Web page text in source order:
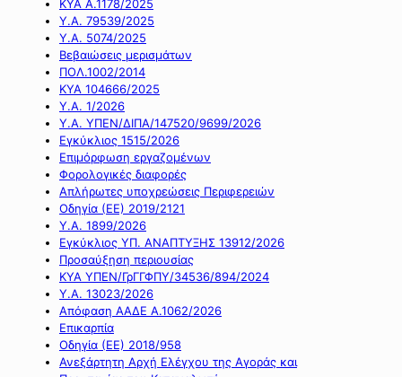
ΚΥΑ Α.1178/2025
Υ.Α. 79539/2025
Υ.Α. 5074/2025
Βεβαιώσεις μερισμάτων
ΠΟΛ.1002/2014
ΚΥΑ 104666/2025
Υ.Α. 1/2026
Υ.Α. ΥΠΕΝ/ΔΙΠΑ/147520/9699/2026
Εγκύκλιος 1515/2026
Επιμόρφωση εργαζομένων
Φορολογικές διαφορές
Απλήρωτες υποχρεώσεις Περιφερειών
Οδηγία (ΕΕ) 2019/2121
Υ.Α. 1899/2026
Εγκύκλιος ΥΠ. ΑΝΑΠΤΥΞΗΣ 13912/2026
Προσαύξηση περιουσίας
ΚΥΑ ΥΠΕΝ/ΓρΓΓΦΠΥ/34536/894/2024
Υ.Α. 13023/2026
Απόφαση ΑΑΔΕ Α.1062/2026
Επικαρπία
Οδηγία (ΕΕ) 2018/958
Ανεξάρτητη Αρχή Ελέγχου της Αγοράς και